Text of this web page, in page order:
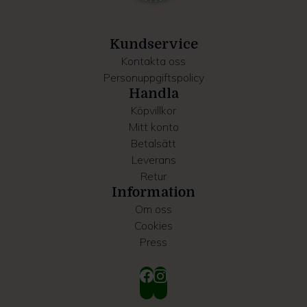
information som du har tillhandahållit eller som de har
Kundservice
Kontakta oss
Personuppgiftspolicy
Handla
Köpvillkor
Mitt konto
Betalsätt
Leverans
Retur
Information
Om oss
Cookies
Press